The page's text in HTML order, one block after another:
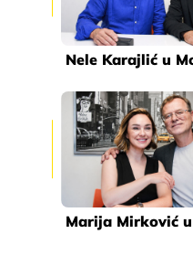
Nele Karajlić u
Marija Mirković